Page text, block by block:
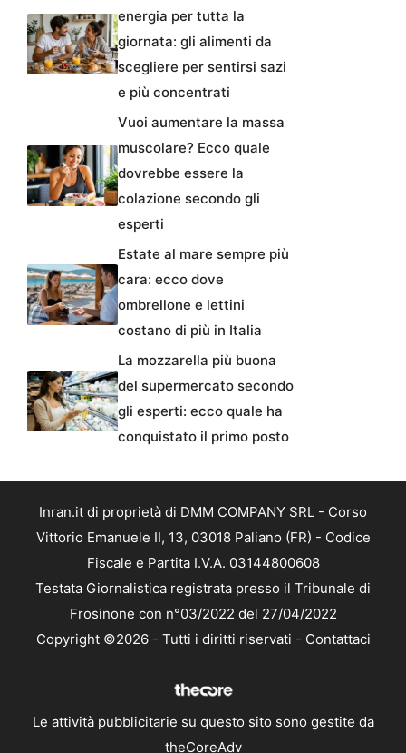
energia per tutta la
giornata: gli alimenti da
scegliere per sentirsi sazi
e più concentrati
Vuoi aumentare la massa
muscolare? Ecco quale
dovrebbe essere la
colazione secondo gli
esperti
Estate al mare sempre più
cara: ecco dove
ombrellone e lettini
costano di più in Italia
La mozzarella più buona
del supermercato secondo
gli esperti: ecco quale ha
conquistato il primo posto
Inran.it di proprietà di DMM COMPANY SRL - Corso
Vittorio Emanuele II, 13, 03018 Paliano (FR) - Codice
Fiscale e Partita I.V.A. 03144800608
Testata Giornalistica registrata presso il Tribunale di
Frosinone con n°03/2022 del 27/04/2022
Copyright ©2026 - Tutti i diritti riservati - Contattaci
Le attività pubblicitarie su questo sito sono gestite da
theCoreAdv